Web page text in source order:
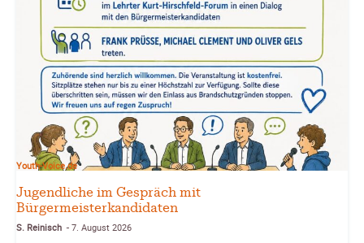
Youth-Voice.de
Jugendliche im Gespräch mit
Bürgermeisterkandidaten
S. Reinisch - 7. August 2026